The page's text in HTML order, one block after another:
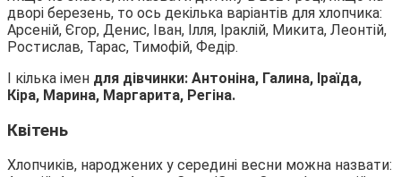
дворі березень, то ось декілька варіантів для хлопчика:
Арсеній, Єгор, Денис, Іван, Ілля, Іраклій, Микита, Леонтій,
Ростислав, Тарас, Тимофій, Федір.
І кілька імен для дівчинки: Антоніна, Галина, Іраїда,
Кіра, Марина, Маргарита, Регіна.
Квітень
Хлопчиків, народжених у середині весни можна назвати: